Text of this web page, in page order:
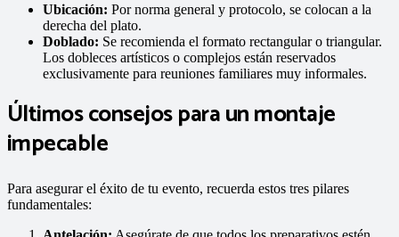
Ubicación: Por norma general y protocolo, se colocan a la
derecha del plato.
Doblado: Se recomienda el formato rectangular o triangular.
Los dobleces artísticos o complejos están reservados
exclusivamente para reuniones familiares muy informales.
Últimos consejos para un montaje
impecable
Para asegurar el éxito de tu evento, recuerda estos tres pilares
fundamentales: